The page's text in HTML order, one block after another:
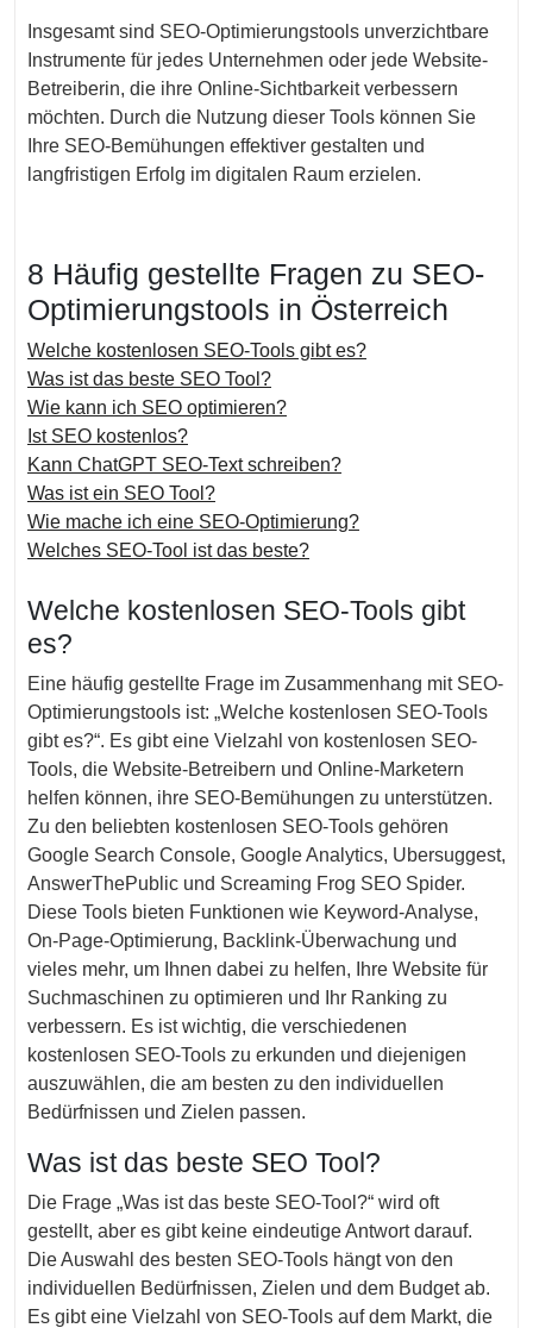
Insgesamt sind SEO-Optimierungstools unverzichtbare
Instrumente für jedes Unternehmen oder jede Website-
Betreiberin, die ihre Online-Sichtbarkeit verbessern
möchten. Durch die Nutzung dieser Tools können Sie
Ihre SEO-Bemühungen effektiver gestalten und
langfristigen Erfolg im digitalen Raum erzielen.
8 Häufig gestellte Fragen zu SEO-
Optimierungstools in Österreich
Welche kostenlosen SEO-Tools gibt es?
Was ist das beste SEO Tool?
Wie kann ich SEO optimieren?
Ist SEO kostenlos?
Kann ChatGPT SEO-Text schreiben?
Was ist ein SEO Tool?
Wie mache ich eine SEO-Optimierung?
Welches SEO-Tool ist das beste?
Welche kostenlosen SEO-Tools gibt
es?
Eine häufig gestellte Frage im Zusammenhang mit SEO-
Optimierungstools ist: „Welche kostenlosen SEO-Tools
gibt es?“. Es gibt eine Vielzahl von kostenlosen SEO-
Tools, die Website-Betreibern und Online-Marketern
helfen können, ihre SEO-Bemühungen zu unterstützen.
Zu den beliebten kostenlosen SEO-Tools gehören
Google Search Console, Google Analytics, Ubersuggest,
AnswerThePublic und Screaming Frog SEO Spider.
Diese Tools bieten Funktionen wie Keyword-Analyse,
On-Page-Optimierung, Backlink-Überwachung und
vieles mehr, um Ihnen dabei zu helfen, Ihre Website für
Suchmaschinen zu optimieren und Ihr Ranking zu
verbessern. Es ist wichtig, die verschiedenen
kostenlosen SEO-Tools zu erkunden und diejenigen
auszuwählen, die am besten zu den individuellen
Bedürfnissen und Zielen passen.
Was ist das beste SEO Tool?
Die Frage „Was ist das beste SEO-Tool?“ wird oft
gestellt, aber es gibt keine eindeutige Antwort darauf.
Die Auswahl des besten SEO-Tools hängt von den
individuellen Bedürfnissen, Zielen und dem Budget ab.
Es gibt eine Vielzahl von SEO-Tools auf dem Markt, die